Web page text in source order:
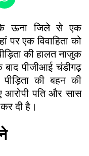
के ऊना जिले से एक
एक विवाहिता को
की हालत नाजुक
बाद पीजीआई चंडीगढ़
की बहन की
आरोपी पति और सास
दी है।